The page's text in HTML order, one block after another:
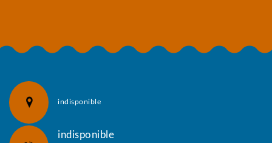
indisponible
indisponible